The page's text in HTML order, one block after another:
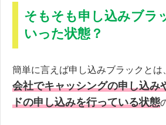
そもそも申し込みブラ
いった状態？
簡単に言えば申し込みブラックとは
会社でキャッシングの申し込み
ドの申し込みを行っている状態